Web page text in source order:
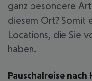
ganz besondere
diesem Ort? Somit
Locations, die Sie
haben.
Pauschalreise